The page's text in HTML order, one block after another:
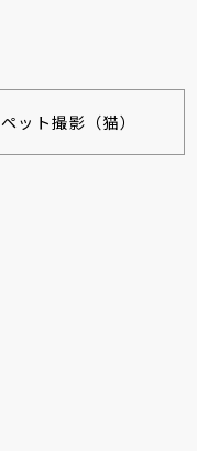
ペット撮影（猫）